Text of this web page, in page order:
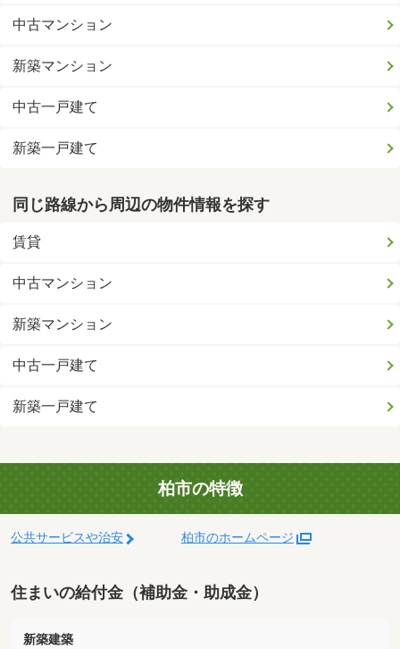
中古マンション
新築マンション
中古一戸建て
新築一戸建て
同じ路線から周辺の物件情報を探す
賃貸
中古マンション
新築マンション
中古一戸建て
新築一戸建て
柏市の特徴
公共サービスや治安 柏市のホームページ
住まいの給付金（補助金・助成金）
新築建築